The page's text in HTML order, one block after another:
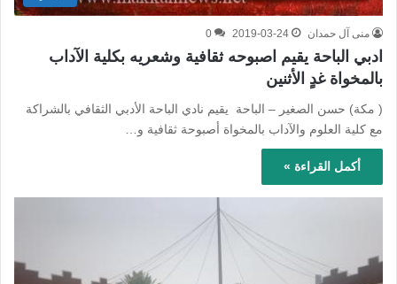
منى آل حمدان 2019-03-24
0
ادبي الباحة يقيم اصبوحه ثقافية وشعريه بكلية الآداب
بالمخواة غدٍ الأثنين
( مكة) حسن الصغير – الباحة يقيم نادي الباحة الأدبي الثقافي بالشراكة
مع كلية العلوم والآداب بالمخواة أصبوحة ثقافية و…
أكمل القراءة »